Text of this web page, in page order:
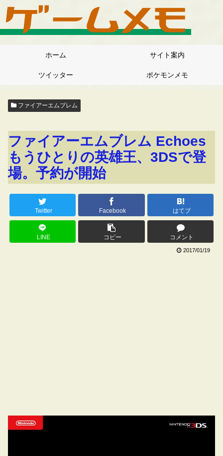
ホーム サイト案内
ツイッター ポケモンメモ
ファイアーエムブレム
ファイアーエムブレム Echoes
もうひとりの英雄王、3DSで登
場。予約が開始
Twitter Facebook はてブ
LINE コピー コメント
2017/01/19